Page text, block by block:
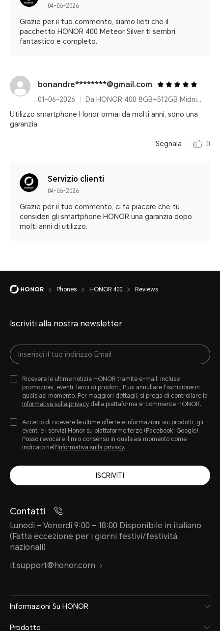
04-06-2026
Grazie per il tuo commento, siamo lieti che il
pacchetto HONOR 400 Meteor Silver ti sembri
fantastico e completo.
bonandre********@gmail.com
01-06-2026
Da HONOR 400 8GB+512GB Midnight Black Pacchetto
Utilizzo smartphone Honor ormai da molti anni, sono una
garanzia.
Segnala 0
Servizio clienti
04-06-2026
Grazie per il tuo commento, ci fa piacere che tu
consideri gli smartphone HONOR una garanzia dopo
molti anni di utilizzo.
Phones HONOR 400 Reviews
Iscriviti alla nostra newsletter
Ricevere le ultime notizie HONOR tramite e-mail, incluse
promozioni, eventi, lanci di prodotti, Puoi annullare l'iscrizione in
qualsiasi momento. Per maggiori dettagli, si prega di controllare la
Informativa sulla privacy della piattaforma e-commerce HONOR.
Accetto di ricevere le ultime offerte e informazioni sui prodotti, gli
eventi e i servizi Honor su piattaforme terze (Facebook, Google).
Posso revocare il mio consenso in qualsiasi momento come
indicato nell' Informativa sulla privacy.
ISCRIVITI
Contatti
Lunedì – Venerdì 9:00 – 18:00 Disponibile in italiano
(Fatta eccezione per i giorni festivi/festività
nazionali)
it.support@honor.com
Informazioni Su HONOR
Prodotto